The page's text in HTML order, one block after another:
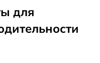
для